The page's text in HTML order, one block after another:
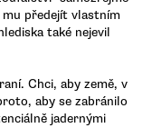
mu předejít vlastním
také nejevil
Chci, aby země, v
aby se zabránilo
jadernými